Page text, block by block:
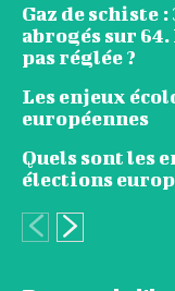
Gaz de schiste
abrogés sur
pas réglée ?
Les enjeux
européennes
Quels sont les
élections